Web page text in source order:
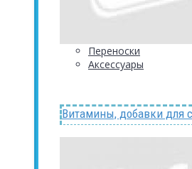
Переноски
Аксессуары
Витамины, добавки для